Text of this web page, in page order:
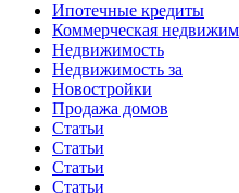
Ипотечные кредиты
Коммерческая
Недвижимость
Недвижимость за
Новостройки
Продажа домов
Статьи
Статьи
Статьи
Статьи